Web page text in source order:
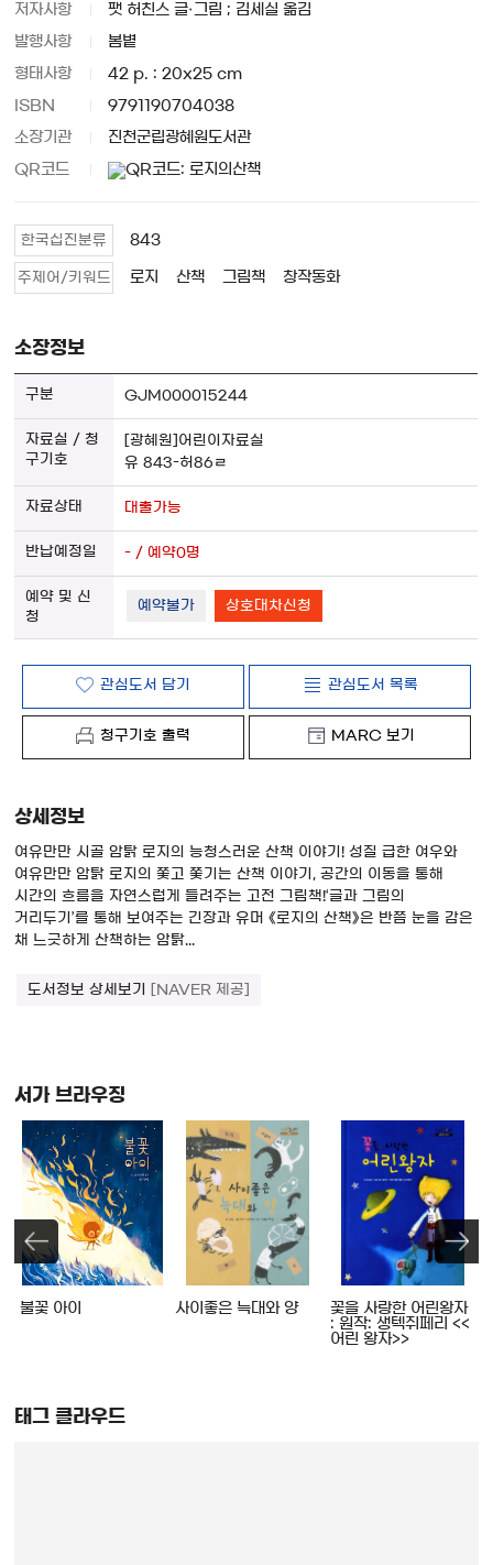
저자사항 팻 허친스 글·그림 ; 김세실 옮김
발행사항 봄볕
형태사항 42 p. : 20x25 cm
ISBN 9791190704038
소장기관 진천군립광혜원도서관
QR코드
한국십진분류 843
주제어/키워드 로지 산책 그림책 창작동화
소장정보
GJM000015244
[광혜원]어린이자료실
유 843-허86ㄹ
대출가능
- / 예약0명
예약불가 상호대차신청
관심도서 담기 관심도서 목록
청구기호 출력 MARC 보기
상세정보
여유만만 시골 암탉 로지의 능청스러운 산책 이야기! 성질 급한 여우와
여유만만 암탉 로지의 쫓고 쫓기는 산책 이야기, 공간의 이동을 통해
시간의 흐름을 자연스럽게 들려주는 고전 그림책!‘글과 그림의
거리두기’를 통해 보여주는 긴장과 유머 《로지의 산책》은 반쯤 눈을 감은
채 느긋하게 산책하는 암탉...
도서정보 상세보기 [NAVER 제공]
서가 브라우징
불꽃 아이 사이좋은 늑대와 양
꽃을 사랑한 어린왕자
: 원작: 생텍쥐페리 <<
어린 왕자>>
태그 클라우드